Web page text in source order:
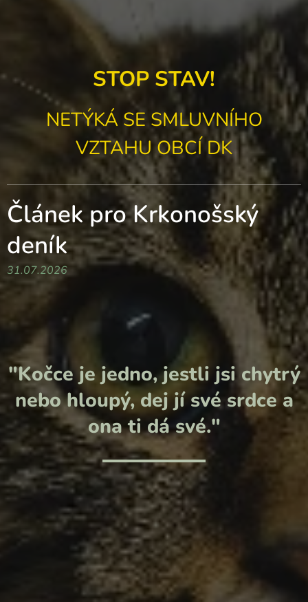
STOP STAV!
NETÝKÁ SE SMLUVNÍHO
VZTAHU OBCÍ DK
Článek pro Krkonošský
deník
31.07.2026
"Kočce je jedno, jestli jsi chytrý
nebo hloupý, dej jí své srdce a
ona ti dá své."